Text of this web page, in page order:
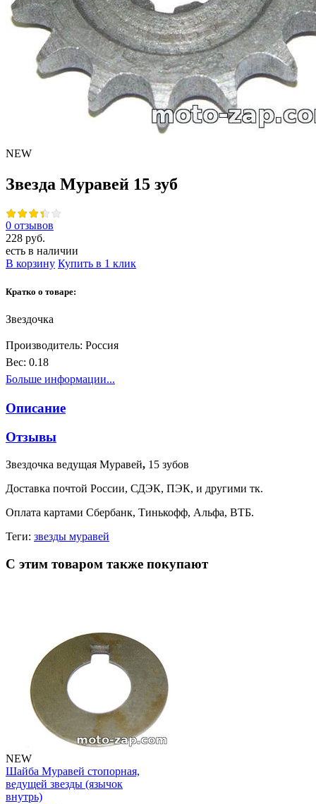
NEW
Звезда Муравей 15 зуб
0 отзывов
228 руб.
есть в наличии
В корзину Купить в 1 клик
Кратко о товаре:
Звездочка
Производитель: Россия
Вес: 0.18
Больше информации...
Описание
Отзывы
Звездочка ведущая Муравей, 15 зубов
Доставка почтой России, СДЭК, ПЭК, и другими тк.
Оплата картами Сбербанк, Тинькофф, Альфа, ВТБ.
Теги: звезды муравей
С этим товаром также покупают
NEW
Шайба Муравей стопорная,
ведущей звезды (язычок
внутрь)